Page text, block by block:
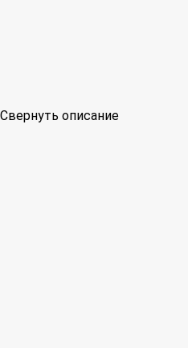
Свернуть описание